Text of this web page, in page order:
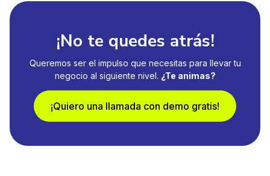
¡No te quedes atrás!
Queremos ser el impulso que necesitas para llevar tu
negocio al siguiente nivel. ¿Te animas?
¡Quiero una llamada con demo gratis!